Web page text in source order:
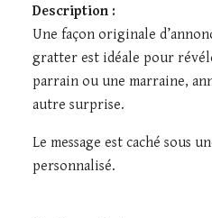
Description :
Une façon originale
gratter est idéale pour
parrain ou une marraine,
autre surprise.
Le message est caché sous
personnalisé.